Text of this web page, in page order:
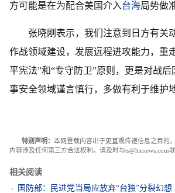
方可能是在为配合美国介入台海局势做
张晓刚表示，我们注意到日方有关
作战领域建设，发展远程进攻能力，重
平宪法”和“专守防卫”原则，更是对战
事安全领域谨言慎行，多做有利于维护
特别声明： 本网登载内容出于更直观传递信息之目的
内容涉及任何第三方合法权利，请及时与ts@hxnews.com
相关阅读
国防部：民进党当局应放弃“台独”分裂幻想